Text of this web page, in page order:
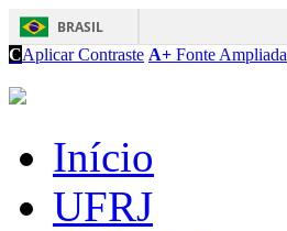
BRASIL
CAplicar Contraste A+ Fonte Ampliada
Início
UFRJ